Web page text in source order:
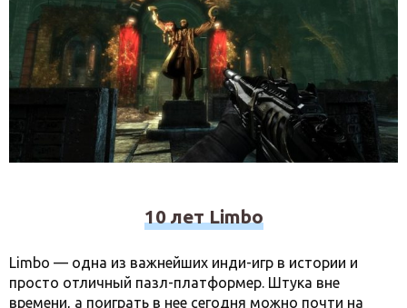
10 лет Limbo
Limbo — одна из важнейших инди-игр в истории и
просто отличный пазл-платформер. Штука вне
времени, а поиграть в нее сегодня можно почти на